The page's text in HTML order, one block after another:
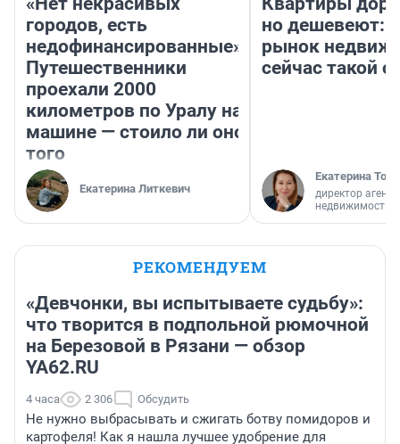
городов, есть
недофинансированные».
Путешественники
проехали 2000
километров по Уралу на
машине — стоило ли оно
того
Екатерина Литкевич
но дешевеют:
рынок
сейчас такой
Екатерина
директор
недвижимости
РЕКОМЕНДУЕМ
«Девчонки, вы испытываете судьбу»:
что творится в подпольной рюмочной
на Березовой в Рязани — обзор
YA62.RU
4 часа 2 306 Обсудить
Не нужно выбрасывать и сжигать ботву помидоров и
картофеля! Как я нашла лучшее удобрение для